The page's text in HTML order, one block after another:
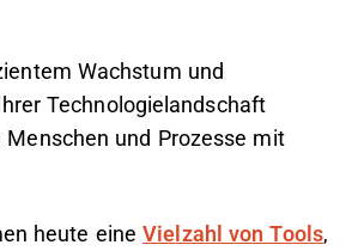
Wachstum und
Technologielandschaft
und Prozesse mit
heute eineVielzahl von Tools,